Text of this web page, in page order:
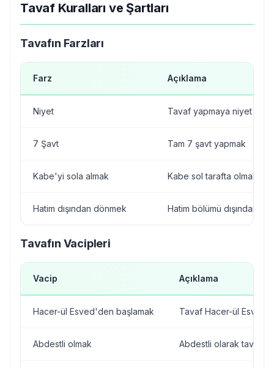
Tavaf Kuralları ve Şartları
Tavafın Farzları
Farz Açıklama
Niyet Tavaf yapmaya niyet
7 Şavt Tam 7 şavt yapmak
Kabe'yi sola almak Kabe sol tarafta olmalıdır
Hatim dışından dönmek Hatim bölümü dışından
Tavafın Vacipleri
Vacip Açıklama
Hacer-ül Esved'den başlamak Tavaf Hacer-ül
Abdestli olmak Abdestli olarak tavaf